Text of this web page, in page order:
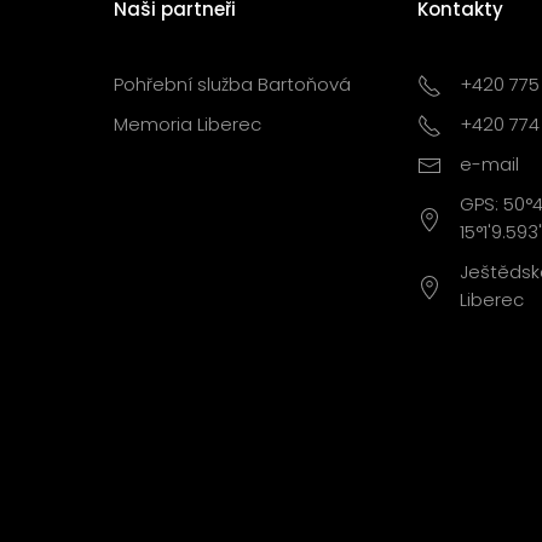
Naši partneři
Pohřební služba Bartoňová
Memoria Liberec
Kontakty
+420
+420
e-mail
GPS:
Liberec